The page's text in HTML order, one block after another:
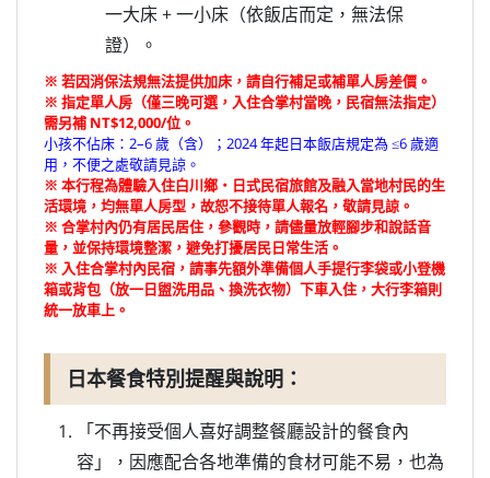
一大床 + 一小床（依飯店而定，無法保
證）。
※ 若因消保法規無法提供加床，請自行補足或補單人房差價。
※ 指定單人房（僅三晚可選，入住合掌村當晚，民宿無法指定）
需另補 NT$12,000/位。
小孩不佔床：2–6 歲（含）；2024 年起日本飯店規定為 ≤6 歲適
用，不便之處敬請見諒。
※ 本行程為體驗入住白川鄉‧日式民宿旅館及融入當地村民的生
活環境，均無單人房型，故恕不接待單人報名，敬請見諒。
※ 合掌村內仍有居民居住，參觀時，請儘量放輕腳步和說話音
量，並保持環境整潔，避免打擾居民日常生活。
※ 入住合掌村內民宿，請事先額外準備個人手提行李袋或小登機
箱或背包（放一日盥洗用品、換洗衣物）下車入住，大行李箱則
統一放車上。
日本餐食特別提醒與說明：
「不再接受個人喜好調整餐廳設計的餐食內
容」，因應配合各地準備的食材可能不易，也為